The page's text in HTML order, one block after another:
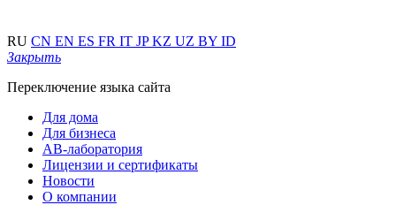
RU CN EN ES FR IT JPKZ UZ BY ID
Закрыть
Переключение языка сайта
Для дома
Для бизнеса
АВ-лаборатория
Лицензии и сертификаты
Новости
О компании